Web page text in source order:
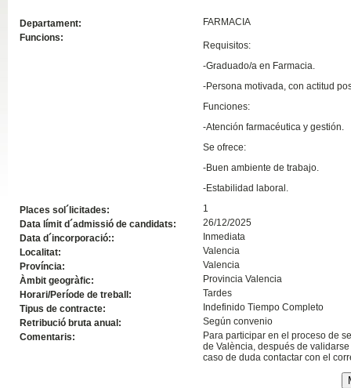
Departament:
FARMACIA
Funcions:
Requisitos:
-Graduado/a en Farmacia.
-Persona motivada, con actitud
Funciones:
-Atención farmacéutica y gestión.
Se ofrece:
-Buen ambiente de trabajo.
-Estabilidad laboral.
Places sol´licitades:
1
Data límit d´admissió de candidats:
26/12/2025
Data d´incorporació::
Inmediata
Localitat:
Valencia
Província:
Valencia
Àmbit geogràfic:
Provincia Valencia
Horari/Període de treball:
Tardes
Tipus de contracte:
Indefinido Tiempo Completo
Retribució bruta anual:
Según convenio
Comentaris:
Para participar en el proceso de
de València, después de
caso de duda contactar con el